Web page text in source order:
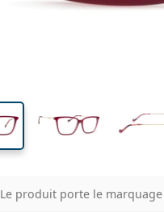
Le produit porte le